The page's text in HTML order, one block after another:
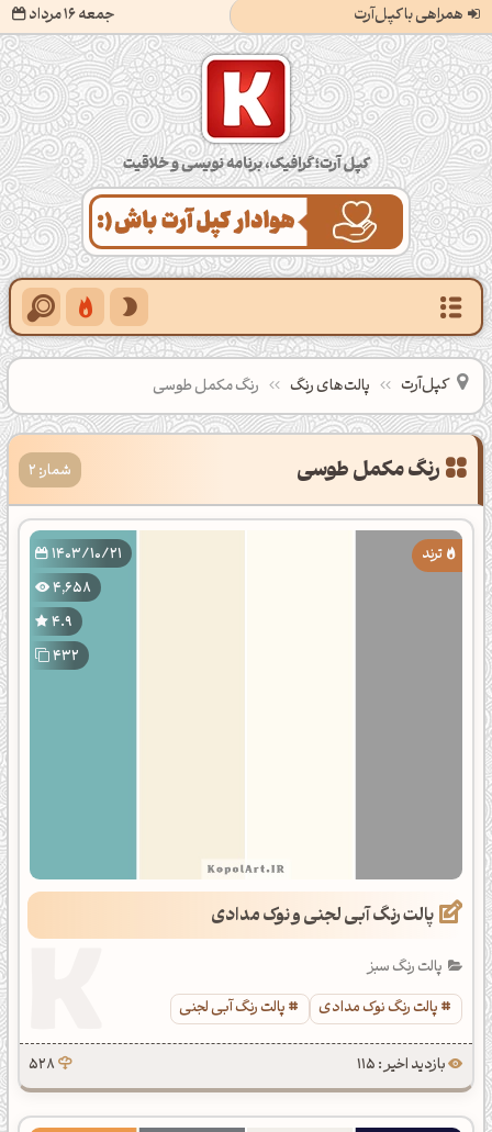
همراهی با کپل‌آرت جمعه 16 مرداد
کپل‌آرت؛ گرافیک، برنامه‌نویسی و خلاقیت
کپل‌آرت پالت‌های رنگ رنگ مکمل طوسی
شمار: 2
1403/10/21
4,658
4.9
432
پالت رنگ آبی لجنی و نوک مدادی
پالت رنگ سبز
پالت رنگ نوک مدادی
پالت رنگ آبی لجنی
بازدید اخیر : 115 528